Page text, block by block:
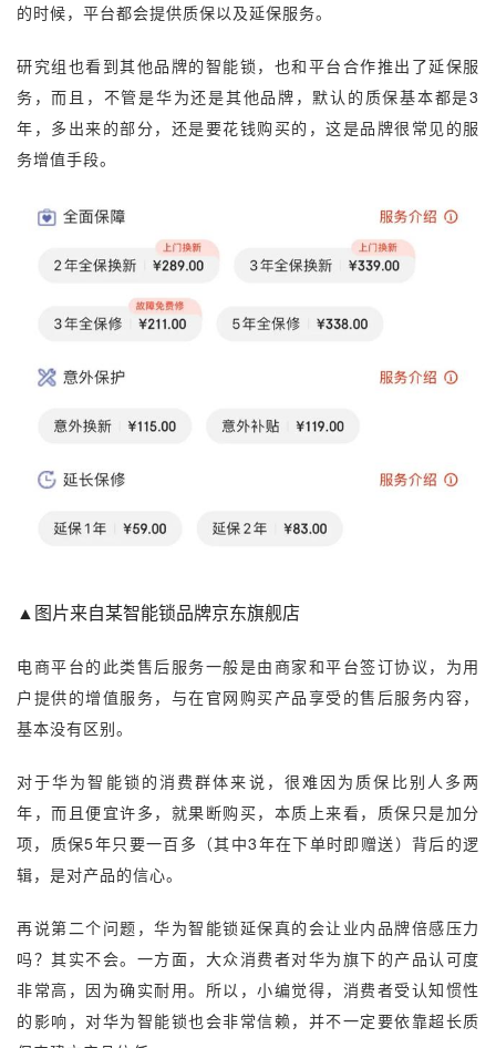
的时候，平台都会提供质保以及延保服务。
研究组也看到其他品牌的智能锁，也和平台合作推出了延保服
务，而且，不管是华为还是其他品牌，默认的质保基本都是3
年，多出来的部分，还是要花钱购买的，这是品牌很常见的服
务增值手段。
▲图片来自某智能锁品牌京东旗舰店
电商平台的此类售后服务一般是由商家和平台签订协议，为用
户提供的增值服务，与在官网购买产品享受的售后服务内容，
基本没有区别。
对于华为智能锁的消费群体来说，很难因为质保比别人多两
年，而且便宜许多，就果断购买，本质上来看，质保只是加分
项，质保5年只要一百多（其中3年在下单时即赠送）背后的逻
辑，是对产品的信心。
再说第二个问题，华为智能锁延保真的会让业内品牌倍感压力
吗？其实不会。一方面，大众消费者对华为旗下的产品认可度
非常高，因为确实耐用。所以，小编觉得，消费者受认知惯性
的影响，对华为智能锁也会非常信赖，并不一定要依靠超长质